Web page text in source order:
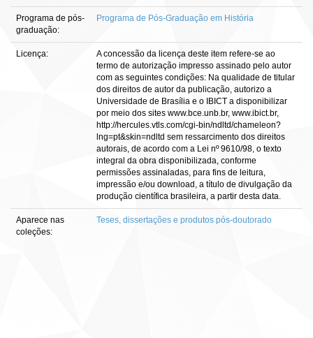
Programa de pós-
graduação:
Programa de Pós-Graduação em História
Licença:
A concessão da licença deste item refere-se ao
termo de autorização impresso assinado pelo autor
com as seguintes condições: Na qualidade de titular
dos direitos de autor da publicação, autorizo a
Universidade de Brasília e o IBICT a disponibilizar
por meio dos sites www.bce.unb.br, www.ibict.br,
http://hercules.vtls.com/cgi-bin/ndltd/chameleon?
lng=pt&skin=ndltd sem ressarcimento dos direitos
autorais, de acordo com a Lei nº 9610/98, o texto
integral da obra disponibilizada, conforme
permissões assinaladas, para fins de leitura,
impressão e/ou download, a título de divulgação da
produção científica brasileira, a partir desta data.
Aparece nas
coleções:
Teses, dissertações e produtos pós-doutorado